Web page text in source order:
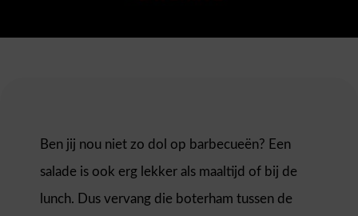
Ben jij nou niet zo dol op barbecueën? Een
salade is ook erg lekker als maaltijd of bij de
lunch. Dus vervang die boterham tussen de